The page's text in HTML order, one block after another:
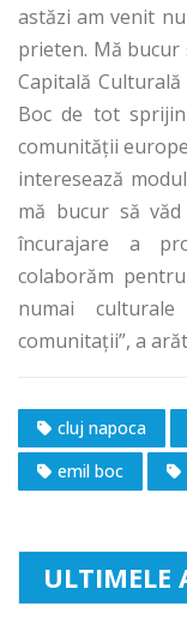
astăzi am venit
prieten. Mă bucur
Capitală
Boc de tot
comunităţii
interesează
mă bucur să
încurajare a
colaborăm
numai
comunitaţii”, a
cluj napoca
emil boc
ULTIMELE